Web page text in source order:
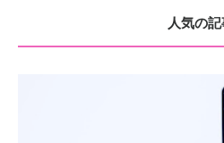
人気の記